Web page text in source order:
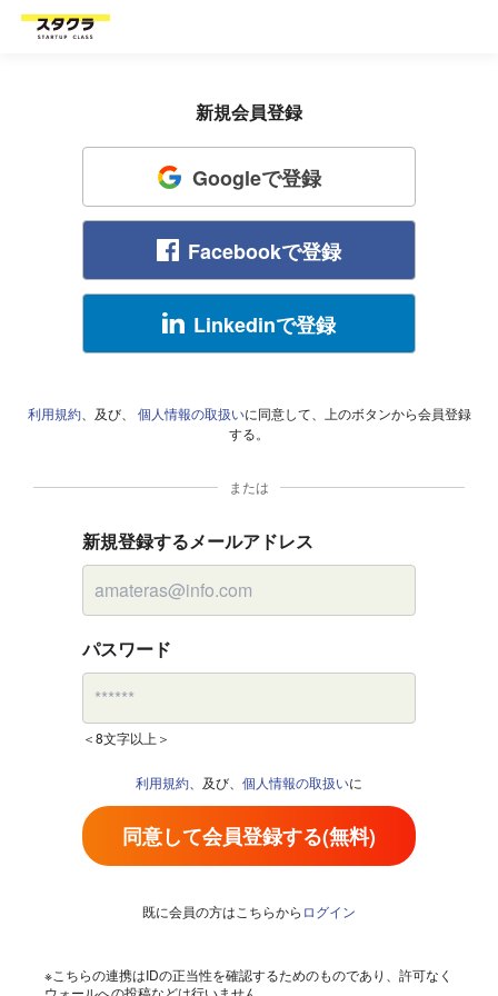
新規会員登録
Googleで登録
Facebookで登録
Linkedinで登録
利用規約、及び、 個人情報の取扱いに同意して、上のボタンから会員登録
する。
または
新規登録するメールアドレス
パスワード
＜8文字以上＞
利用規約 、及び、 個人情報の取扱いに
同意して会員登録する(無料)
既に会員の方はこちらから ログイン
※こちらの連携はIDの正当性を確認するためのものであり、許可なく
ウォールへの投稿などは行いません。